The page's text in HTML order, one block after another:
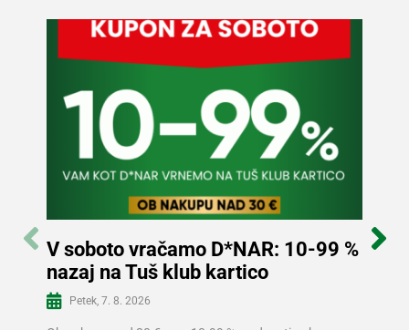
Več informacij
V soboto vračamo D*NAR: 10-99 %
nazaj na Tuš klub kartico
Petek, 7. 8. 2026